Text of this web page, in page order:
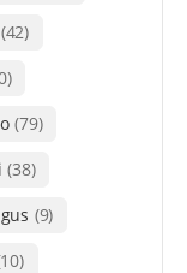
(42)
(79)
(38)
(9)